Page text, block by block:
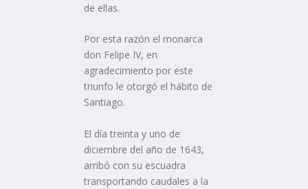
de ellas.
Por esta razón el monarca
don Felipe IV, en
agradecimiento por este
triunfo le otorgó el hábito de
Santiago.
El dí­a treinta y uno de
diciembre del año de 1643,
arribó con su escuadra
transportando caudales a la